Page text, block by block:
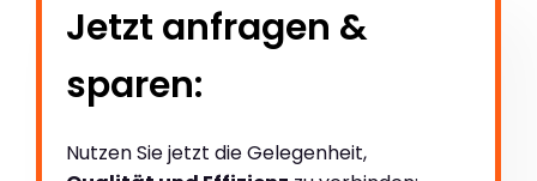
Jetzt anfragen &
sparen:
Nutzen Sie jetzt die Gelegenheit,